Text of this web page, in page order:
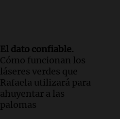
El dato confiable.
Cómo funcionan los
láseres verdes que
Rafaela utilizará para
ahuyentar a las
palomas